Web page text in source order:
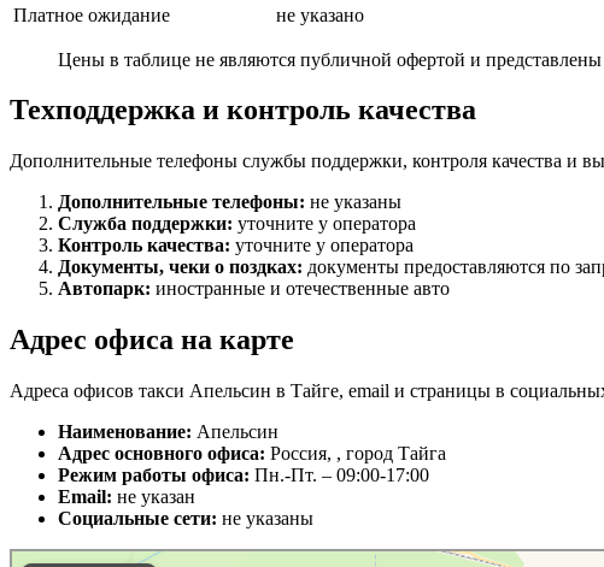
Платное ожидание
не указано
Цены в таблице не являются публичной офертой и представлены
Техподдержка и контроль качества
Дополнительные телефоны службы поддержки, контроля качества и
Дополнительные телефоны: не указаны
Служба поддержки: уточните у оператора
Контроль качества: уточните у оператора
Документы, чеки о поздках: документы предоставляются по
Автопарк: иностранные и отечественные авто
Адрес офиса на карте
Адреса офисов такси Апельсин в Тайге, email и страницы в
Наименование: Апельсин
Адрес основного офиса: Россия, , город Тайга
Режим работы офиса: Пн.-Пт. – 09:00-17:00
Email: не указан
Социальные сети: не указаны